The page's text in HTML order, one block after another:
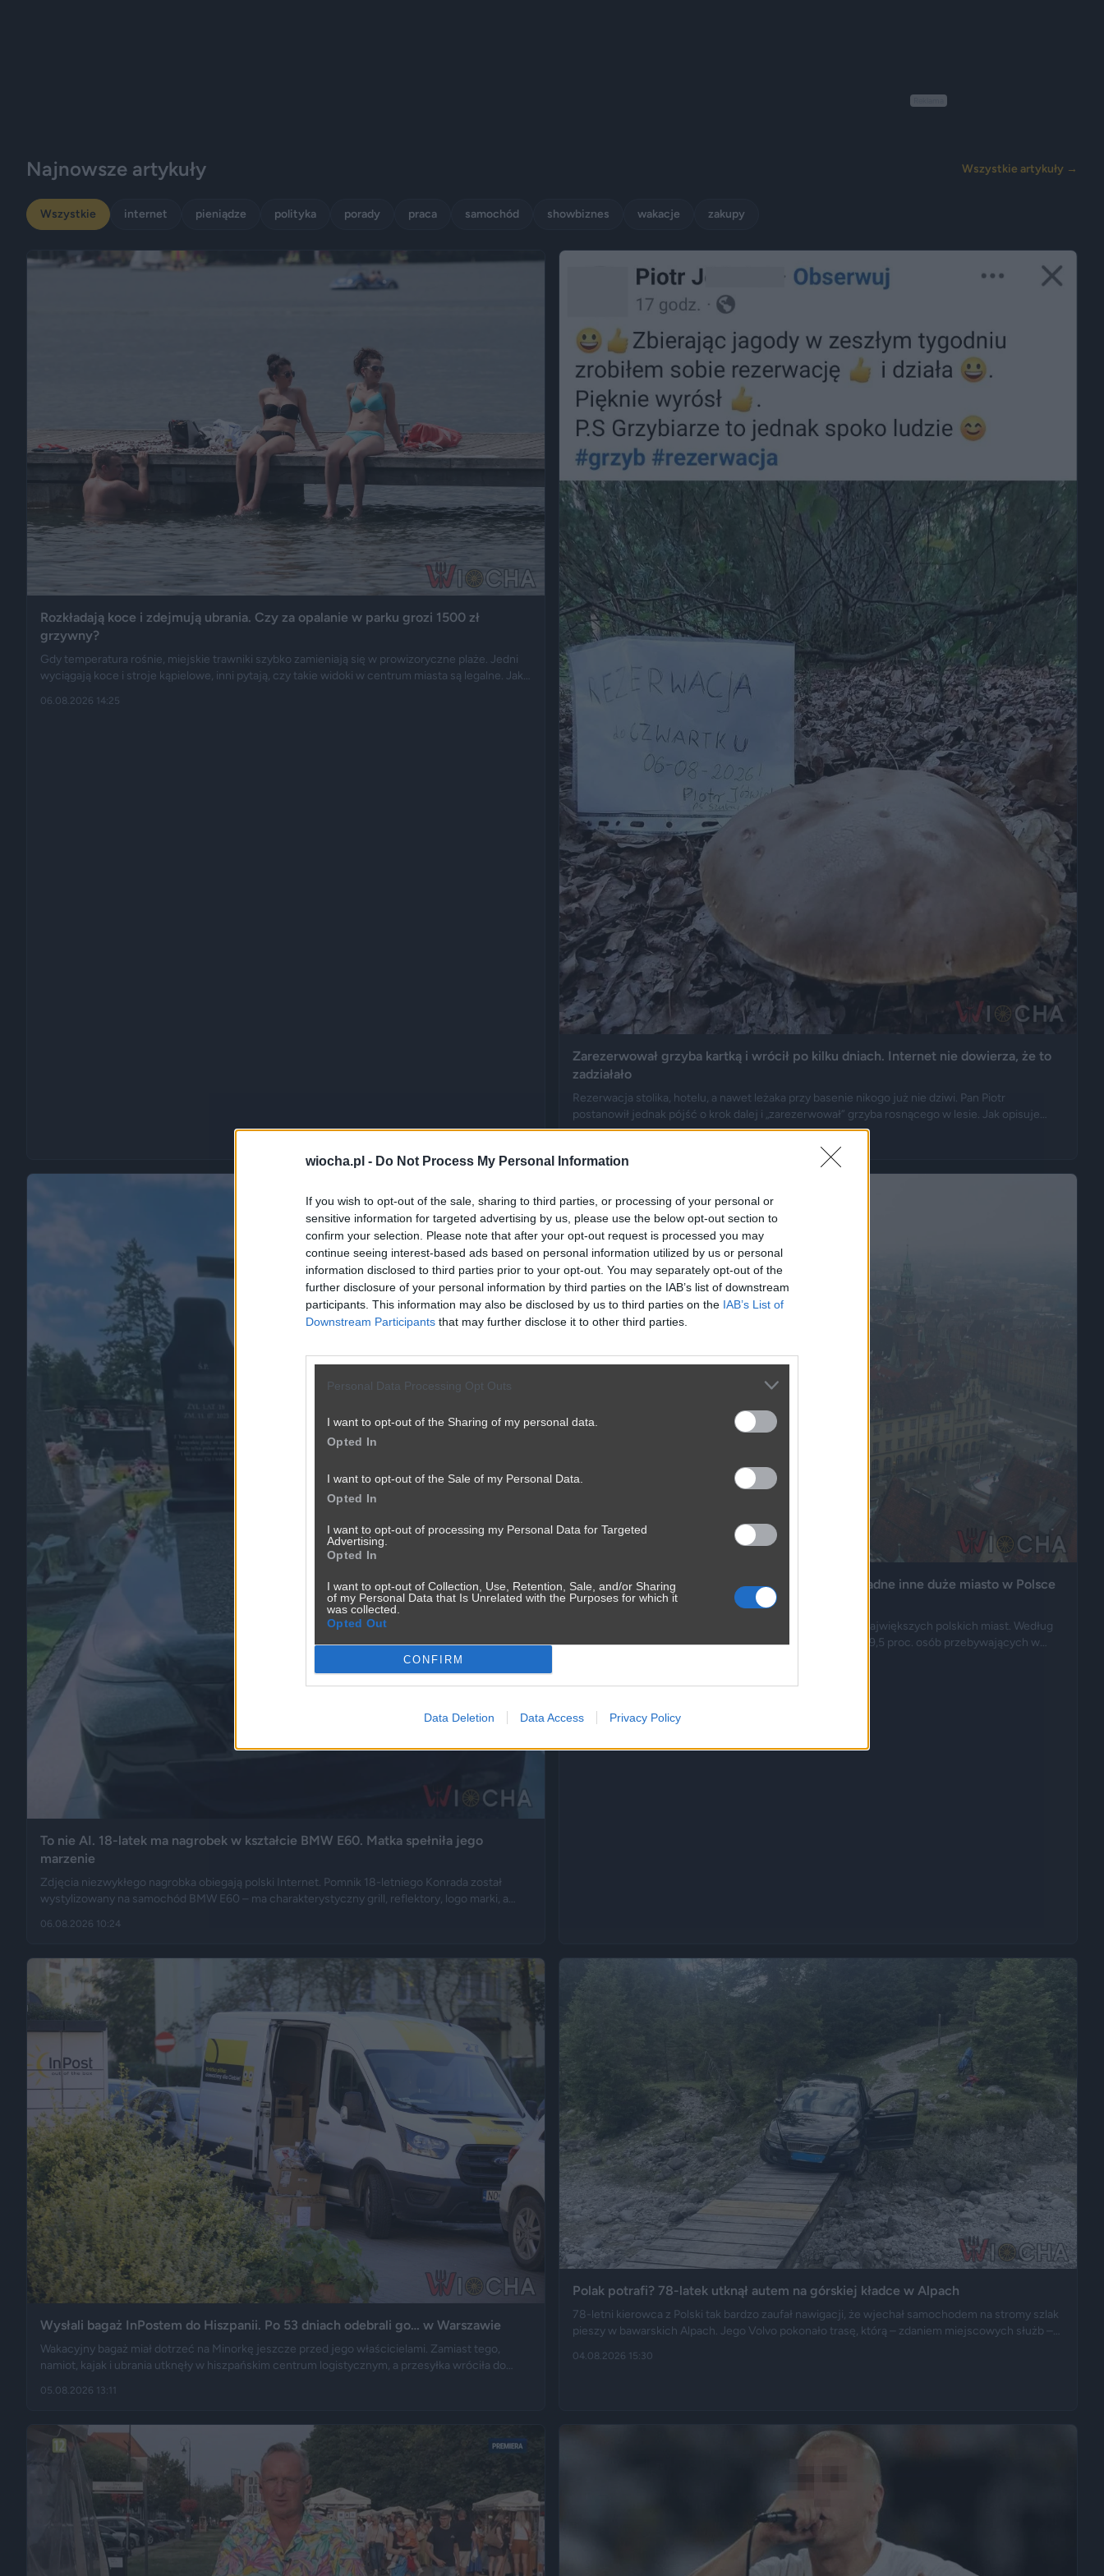
wiocha.pl - Do Not Process My Personal Information
If you wish to opt-out of the sale, sharing to third parties, or processing of your personal or
sensitive information for targeted advertising by us, please use the below opt-out section to
confirm your selection. Please note that after your opt-out request is processed you may
continue seeing interest-based ads based on personal information utilized by us or personal
information disclosed to third parties prior to your opt-out. You may separately opt-out of the
further disclosure of your personal information by third parties on the IAB’s list of downstream
participants. This information may also be disclosed by us to third parties on the IAB’s List of
Downstream Participants that may further disclose it to other third parties.
Personal Data Processing Opt Outs
I want to opt-out of the Sharing of my personal data.
Opted In
I want to opt-out of the Sale of my Personal Data.
Opted In
I want to opt-out of processing my Personal Data for Targeted
Advertising.
Opted In
I want to opt-out of Collection, Use, Retention, Sale, and/or Sharing
of my Personal Data that Is Unrelated with the Purposes for which it
was collected.
Opted Out
CONFIRM
Data Deletion Data Access Privacy Policy
Najnowsze artykuły Wszystkie artykuły →
Wszystkie internet pieniądze polityka porady praca samochód showbiznes wakacje zakupy
Rozkładają koce i zdejmują ubrania. Czy za opalanie w parku grozi 1500 zł
grzywny?
Gdy temperatura rośnie, miejskie trawniki szybko zamieniają się w prowizoryczne plaże. Jedni
wyciągają koce i stroje kąpielowe, inni pytają, czy takie widoki w centrum miasta są legalne. Jak
wykroczeniem. Granica może jednak zostać przekroczona przez nagość, złamanie regulaminu
06.08.2026 14:25
Zarezerwował grzyba kartką i wrócił po kilku dniach. Internet nie dowierza, że to
zadziałało
Rezerwacja stolika, hotelu, a nawet leżaka przy basenie nikogo już nie dziwi. Pan Piotr
postanowił jednak pójść o krok dalej i „zarezerwował” grzyba rosnącego w lesie. Jak opisuje
„Fakt”, po kilku dniach wrócił w to samo miejsce i odkrył, że eksperyment zakończył się
To nie AI. 18-latek ma nagrobek w kształcie BMW E60. Matka spełniła jego
marzenie
Zdjęcia niezwykłego nagrobka obiegają polski Internet. Pomnik 18-letniego Konrada został
wystylizowany na samochód BMW E60 – ma charakterystyczny grill, reflektory, logo marki, a
upamiętnić jego motoryzacyjną pasję.
06.08.2026 10:24
Co piąta osoba we Wrocławiu to cudzoziemiec. Żadne inne duże miasto w Polsce
nie ma takiego wyniku
Wrocław stał się najbardziej międzynarodowym spośród największych polskich miast. Według
eksperymentalnych danych GUS cudzoziemcy stanowią 19,5 proc. osób przebywających w
Wysłali bagaż InPostem do Hiszpanii. Po 53 dniach odebrali go… w Warszawie
Wakacyjny bagaż miał dotrzeć na Minorkę jeszcze przed jego właścicielami. Zamiast tego,
namiot, kajak i ubrania utknęły w hiszpańskim centrum logistycznym, a przesyłka wróciła do
finału tej podróży szybko rozeszło się na portalu X.
05.08.2026 13:11
Polak potrafi? 78-latek utknął autem na górskiej kładce w Alpach
78-letni kierowca z Polski tak bardzo zaufał nawigacji, że wjechał samochodem na stromy szlak
pieszy w bawarskich Alpach. Jego Volvo pokonało trasę, którą – zdaniem miejscowych służb –
kładce, na której auto zawisło podwoziem.
04.08.2026 15:30